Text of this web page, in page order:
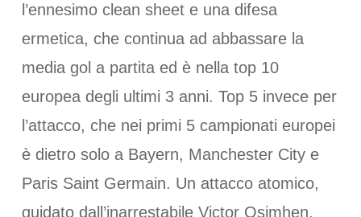
l’ennesimo clean sheet e una difesa
ermetica, che continua ad abbassare la
media gol a partita ed è nella top 10
europea degli ultimi 3 anni. Top 5 invece per
l’attacco, che nei primi 5 campionati europei
è dietro solo a Bayern, Manchester City e
Paris Saint Germain. Un attacco atomico,
guidato dall’inarrestabile Victor Osimhen.